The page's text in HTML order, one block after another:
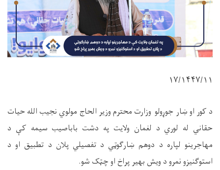
۱۴۴۷/۱۱/ ١٧
د کور او ښار جوړولو وزارت محترم وزیر الحاج مولوي نجیب الله حیات
حقاني له لوري د لغمان ولایت په دشت باباصیب سیمه کې د
مهاجرینو لپاره د دوهم ښارګوټي د تفصیلي پلان د تطبیق او د
استوګنیزو نمرو د ویش بهیر پراخ او چټک شو.